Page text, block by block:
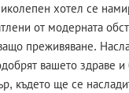
хотел се
от модерната
преживяване.
вашето здраве и
където ще се